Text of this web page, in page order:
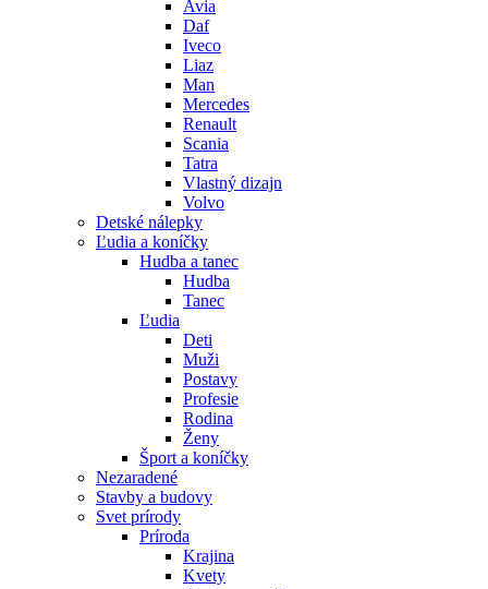
Avia
Daf
Iveco
Liaz
Man
Mercedes
Renault
Scania
Tatra
Vlastný dizajn
Volvo
Detské nálepky
Ľudia a koníčky
Hudba a tanec
Hudba
Tanec
Ľudia
Deti
Muži
Postavy
Profesie
Rodina
Ženy
Šport a koníčky
Nezaradené
Stavby a budovy
Svet prírody
Príroda
Krajina
Kvety